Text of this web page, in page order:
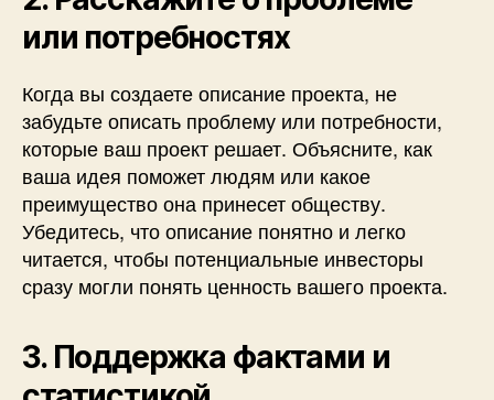
или потребностях
Когда вы создаете описание проекта, не
забудьте описать проблему или потребности,
которые ваш проект решает. Объясните, как
ваша идея поможет людям или какое
преимущество она принесет обществу.
Убедитесь, что описание понятно и легко
читается, чтобы потенциальные инвесторы
сразу могли понять ценность вашего проекта.
3. Поддержка фактами и